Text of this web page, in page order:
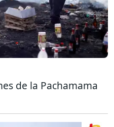
de la Pachamama